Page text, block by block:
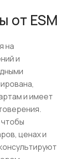
от ESM
на
и
и имеет
ценах и